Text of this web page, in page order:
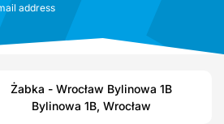
address
Żabka - Wrocław Bylinowa 1B
Bylinowa 1B, Wrocław